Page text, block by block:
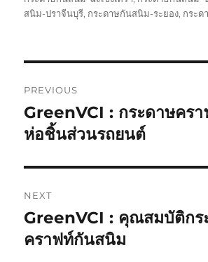
สนิม-ปราจีนบุรี, กระดาษกันสนิม-ระยอง, กระ
navigation
PREVIOUS
Previous
post:
GreenVCI : กระดาษคร
ห่อชิ้นส่วนรถยนต์
NEXT
Next
post:
GreenVCI : คุณสมบัติกร
คราฟท์กันสนิม